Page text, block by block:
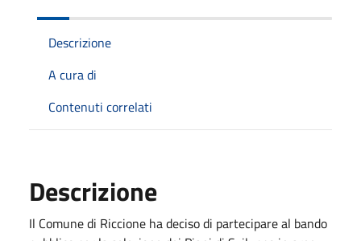
Descrizione
A cura di
Contenuti correlati
Descrizione
Il Comune di Riccione ha deciso di partecipare al bando